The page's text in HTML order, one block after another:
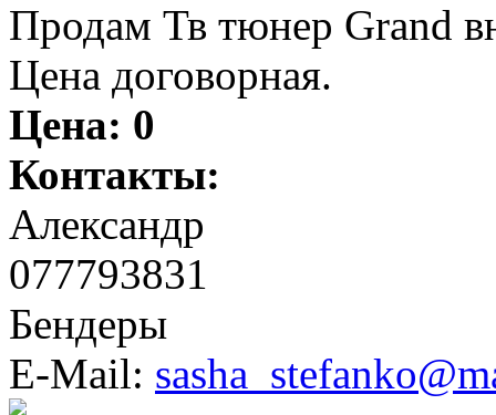
Продам Тв тюнер Grand
Цена договорная.
Цена: 0
Контакты:
Александр
077793831
Бендеры
E-Mail: